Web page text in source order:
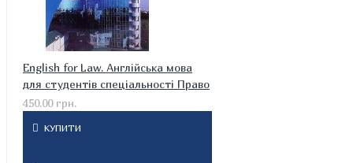
English for Law. Англійська мова
для студентів спеціальності Право
450.00 грн.
КУПИТИ